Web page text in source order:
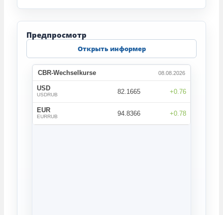
Предпросмотр
Открыть информер